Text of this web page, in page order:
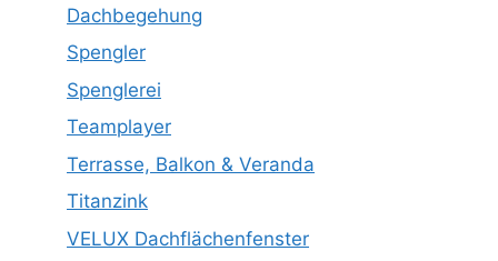
Dachbegehung
Spengler
Spenglerei
Teamplayer
Terrasse, Balkon & Veranda
Titanzink
VELUX Dachflächenfenster